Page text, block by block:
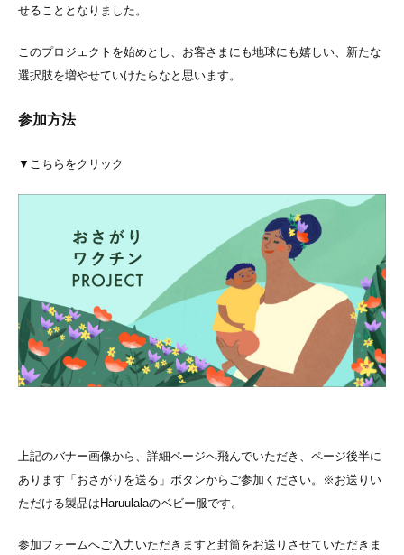
せることとなりました。
このプロジェクトを始めとし、お客さまにも地球にも嬉しい、新たな
選択肢を増やせていけたらなと思います。
参加方法
▼こちらをクリック
上記のバナー画像から、詳細ページへ飛んでいただき、ページ後半に
あります「おさがりを送る」ボタンからご参加ください。
※お送りい
ただける製品はHaruulalaのベビー服です。
参加フォームへご入力いただきますと封筒をお送りさせていただきま